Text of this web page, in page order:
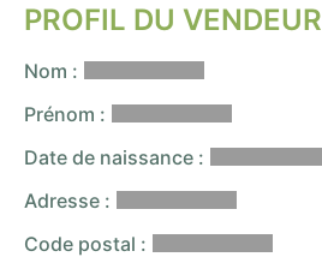
PROFIL DU VENDEUR
Nom :
Prénom :
Date de naissance :
Adresse :
Code postal :